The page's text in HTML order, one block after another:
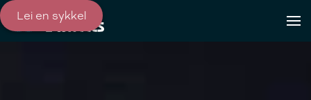
Lei en sykkel